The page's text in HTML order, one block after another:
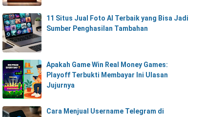
11 Situs Jual Foto AI Terbaik yang Bisa Jadi
Sumber Penghasilan Tambahan
Apakah Game Win Real Money Games:
Playoff Terbukti Membayar Ini Ulasan
Jujurnya
Cara Menjual Username Telegram di